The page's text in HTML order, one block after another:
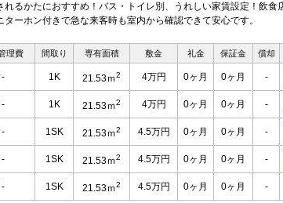
るかたにおすすめ！バス・トイレ別、うれしい家賃設定！飲食
ーホン付きで急な来客時も室内から確認できて安心です。
理費 間取り 専有面積 敷金 礼金 保証金 償却
- 1K 21.53ｍ2 4万円 0ヶ月 0ヶ月 -
- 1K 21.53ｍ2 4万円 0ヶ月 0ヶ月 -
- 1SK 21.53ｍ2 4.5万円 0ヶ月 0ヶ月 -
- 1SK 21.53ｍ2 4.5万円 0ヶ月 0ヶ月 -
- 1SK 21.53ｍ2 4.5万円 0ヶ月 0ヶ月 -